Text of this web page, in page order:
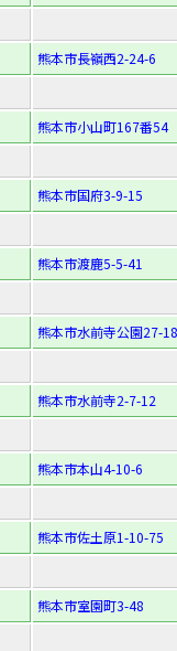
熊本市長嶺西2-24-6
熊本市小山町167番54
熊本市国府3-9-15
熊本市渡鹿5-5-41
熊本市水前寺公園27-18
熊本市水前寺2-7-12
熊本市本山4-10-6
熊本市佐土原1-10-75
熊本市室園町3-48